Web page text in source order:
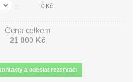
0 Kč
Cena celkem
21 000 Kč